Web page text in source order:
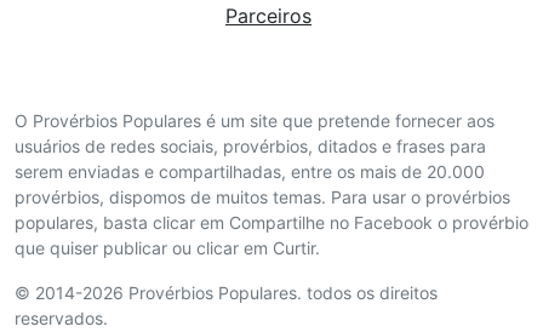
O Provérbios Populares é um site que pretende fornecer aos
usuários de redes sociais, provérbios, ditados e frases para
serem enviadas e compartilhadas, entre os mais de 20.000
provérbios, dispomos de muitos temas. Para usar o provérbios
populares, basta clicar em Compartilhe no Facebook o provérbio
que quiser publicar ou clicar em Curtir.
© 2014-2026 Provérbios Populares. todos os direitos
reservados.
Parceiros